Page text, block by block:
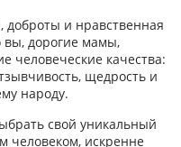
доброты и нравственная
дорогие мамы,
человеческие качества:
щедрость и
народу.
свой уникальный
человеком, искренне